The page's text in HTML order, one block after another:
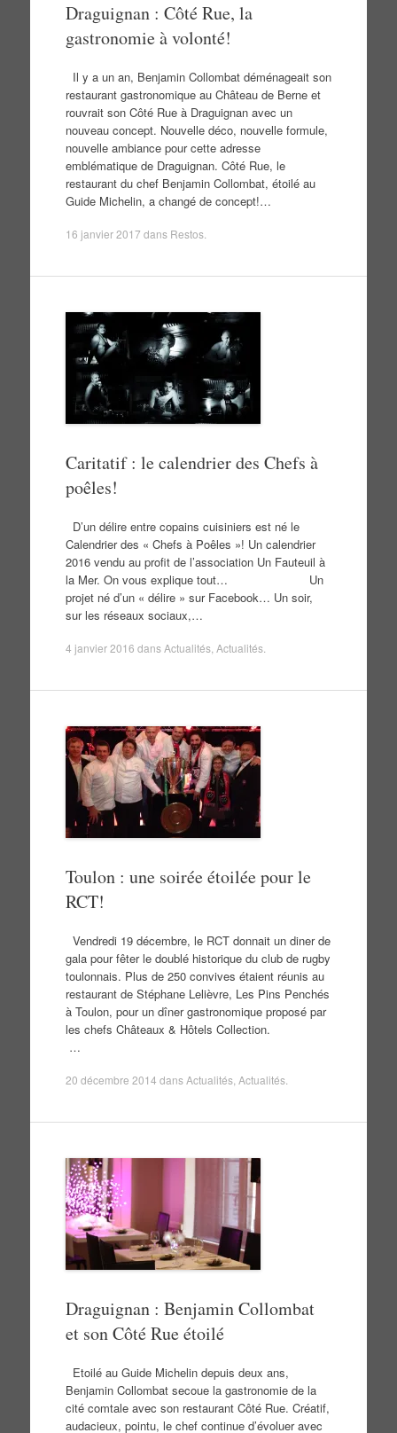
Draguignan : Côté Rue, la
gastronomie à volonté!
Il y a un an, Benjamin Collombat déménageait son
restaurant gastronomique au Château de Berne et
rouvrait son Côté Rue à Draguignan avec un
nouveau concept. Nouvelle déco, nouvelle formule,
nouvelle ambiance pour cette adresse
emblématique de Draguignan. Côté Rue, le
restaurant du chef Benjamin Collombat, étoilé au
Guide Michelin, a changé de concept!…
16 janvier 2017 dans Restos.
Caritatif : le calendrier des Chefs à
poêles!
D’un délire entre copains cuisiniers est né le
Calendrier des « Chefs à Poêles »! Un calendrier
2016 vendu au profit de l’association Un Fauteuil à
la Mer. On vous explique tout… Un
projet né d’un « délire » sur Facebook… Un soir,
sur les réseaux sociaux,…
4 janvier 2016 dansActualités, Actualités.
Toulon : une soirée étoilée pour le
RCT!
Vendredi 19 décembre, le RCT donnait un diner de
gala pour fêter le doublé historique du club de rugby
toulonnais. Plus de 250 convives étaient réunis au
restaurant de Stéphane Lelièvre, Les Pins Penchés
à Toulon, pour un dîner gastronomique proposé par
les chefs Châteaux & Hôtels Collection.
…
20 décembre 2014 dansActualités, Actualités.
Draguignan : Benjamin Collombat
et son Côté Rue étoilé
Etoilé au Guide Michelin depuis deux ans,
Benjamin Collombat secoue la gastronomie de la
cité comtale avec son restaurant Côté Rue. Créatif,
audacieux, pointu, le chef continue d’évoluer avec